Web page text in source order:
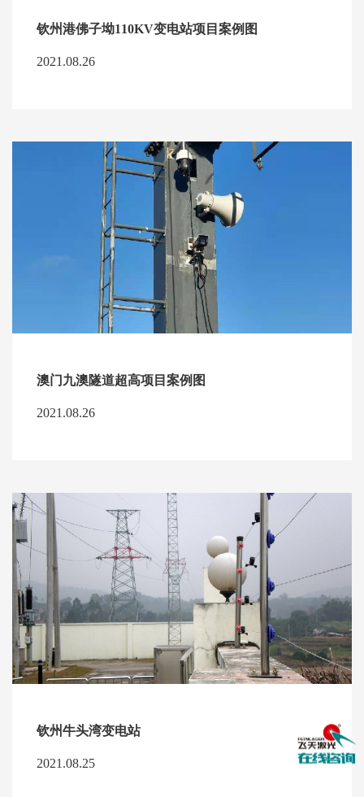
钦州港佛子坳110KV变电站项目案例图
2021.08.26
澳门九澳隧道超高项目案例图
2021.08.26
钦州牛头湾变电站
2021.08.25